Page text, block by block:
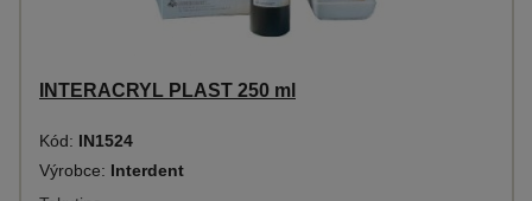
INTERACRYL PLAST 250 ml
Kód: IN1524
Výrobce: Interdent